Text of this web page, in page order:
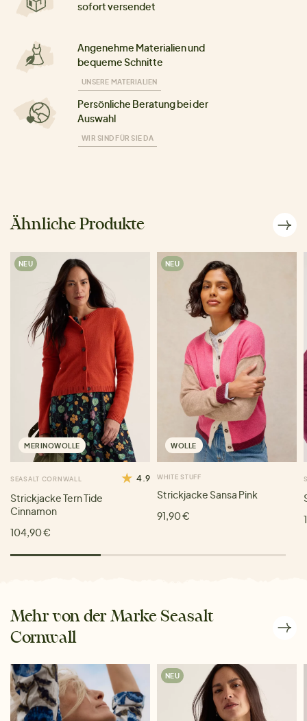
sofort versendet
Angenehme Materialien und
bequeme Schnitte
UNSERE MATERIALIEN
Persönliche Beratung bei der
Auswahl
WIR SIND FÜR SIE DA
Ähnliche Produkte
NEU
MERINOWOLLE
SEASALT CORNWALL 4.9
Strickjacke Tern Tide
Cinnamon
104,90 €
NEU
WOLLE
WHITE STUFF
Strickjacke Sansa Pink
91,90 €
Mehr von der Marke Seasalt
Cornwall
NEU